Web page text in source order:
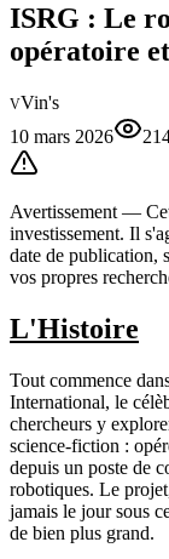
ISRG : Le
opératoire
VVin's
10 mars 2026
Avertissement —
investissement. Il
date de publication,
vos propres
L'Histoire
Tout commence
International, le
chercheurs y
science-fiction :
depuis un poste de
robotiques. Le
jamais le jour sous
de bien plus grand.